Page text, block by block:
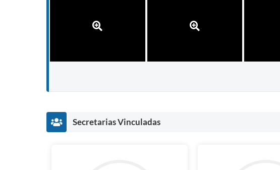
Secretarias Vinculadas